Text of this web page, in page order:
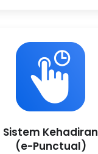
Sistem Kehadiran
(e-Punctual)